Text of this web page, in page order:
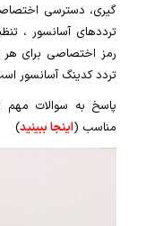
گیری، دسترسی
ترددهای آسانسور ،
رمز اختصاصی برای هر
تردد کدینگ آسانسور
پاسخ به سوالات مهم
مناسب (اینجا ببینید)